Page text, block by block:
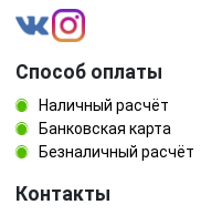
Способ оплаты
Наличный расчёт
Банковская карта
Безналичный расчёт
Контакты